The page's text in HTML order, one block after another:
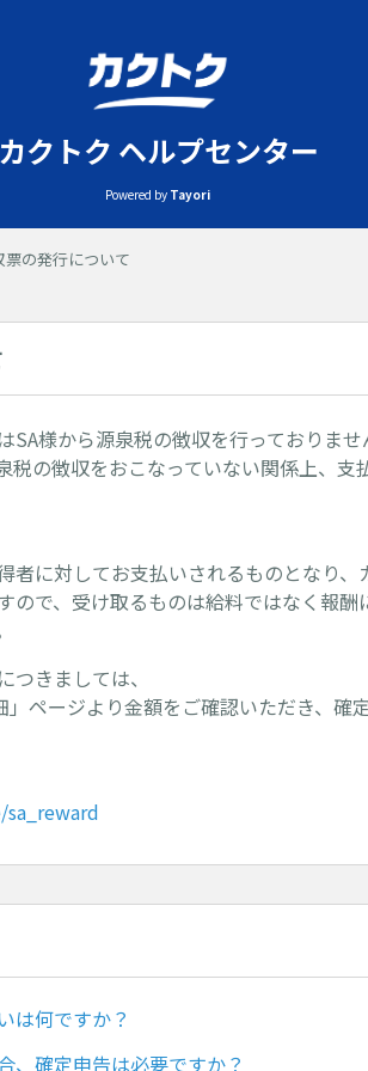
カクトク ヘルプセンター
Powered by Tayori
票の発行について
SA様から源泉税の徴収を行っておりま
税の徴収をおこなっていない関係上、支
者に対してお支払いされるものとなり
ので、受け取るものは給料ではなく報
きましては、
ページより金額をご確認いただき、確
は何ですか？
、確定申告は必要ですか？